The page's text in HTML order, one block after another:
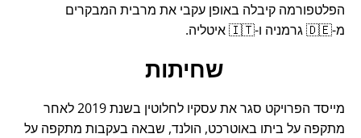
הפלטפורמה קיבלה באופן עקבי את מרבית המבקרים
מ-🇩🇪 גרמניה ו-🇮🇹 איטליה.
שחיתות
מייסד הפרויקט סגר את עסקיו לחלוטין בשנת 2019 לאחר
מתקפה על ביתו באוטרכט, הולנד, שבאה בעקבות מתקפה על